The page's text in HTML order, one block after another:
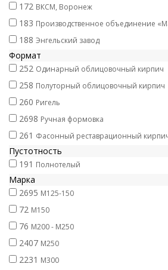
172 ВКСМ, Воронеж
183 Производственное объединение
188 Энгельский завод
Формат
252 Одинарный облицовочный кирпич
258 Полуторный облицовочный кирпич
260 Ригель
2698 Ручная формовка
261 Фасонный реставрационный
Пустотность
191 Полнотелый
Марка
2695 М125-150
72 М150
76 М200 - М250
2407 М250
2231 М300